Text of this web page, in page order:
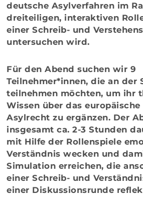
deutsche Asylverfahren im
dreiteiligen, interaktiven
einer Schreib- und
untersuchen wird.
Für den Abend suchen wir 9
Teilnehmer*innen, die an der
teilnehmen möchten, um ihr
Wissen über das
Asylrecht zu ergänzen. Der
insgesamt ca. 2-3 Stunden
mit Hilfe der Rollenspiele
Verständnis wecken und
Simulation erreichen, die
einer Schreib- und
einer Diskussionsrunde